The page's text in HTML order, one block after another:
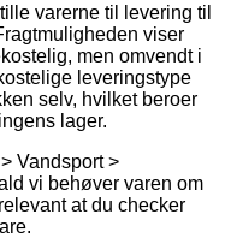
varerne til levering til
viser
men omvendt i
leveringstype
selv, hvilket beroer
lager.
Vandsport >
vi behøver varen om
at du checker